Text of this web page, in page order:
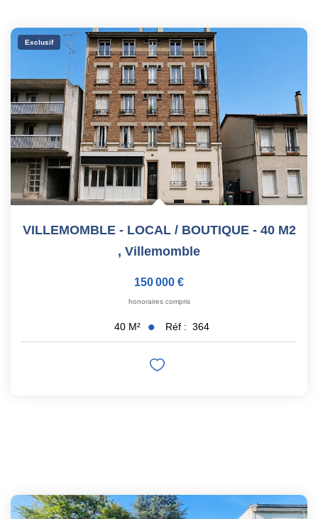
Exclusif
VILLEMOMBLE - LOCAL / BOUTIQUE - 40 M2
, Villemomble
150 000 €
honoraires compris
40 M² Réf : 364